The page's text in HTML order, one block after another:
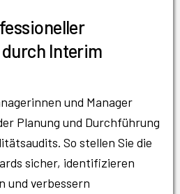
Interim
und Manager
Planung und Durchführung
So stellen Sie die
sicher, identifizieren
und verbessern